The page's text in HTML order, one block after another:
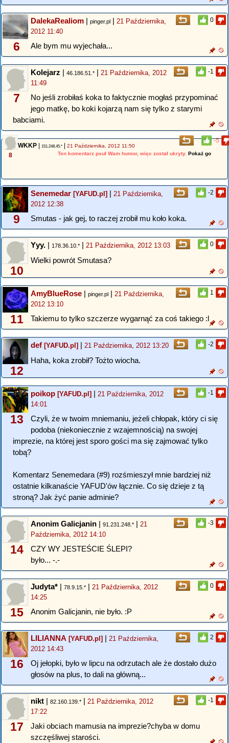
0
6
DalekaRealiom | pinger.pl | 21 Października,
2012 11:40
Ale bym mu wyjechała...
-1
7
Kolejarz | 46.186.51.* | 21 Października, 2012
11:49
No jeśli zrobiłaś koka to faktycznie mogłaś przypominać
jego matkę, bo koki kojarzą nam się tylko z starymi
babciami.
-5
8
WKKP 151.248.45.*
21 Października, 2012 11:50
Ten komentarz psuł Wam humor, więc został ukryty. Pokaż go
-2
9
Senemedar [YAFUD.pl] | 21 Października,
2012 12:38
Smutas - jak gej, to raczej zrobił mu koło koka.
0
10
Yyy. | 178.36.10.* | 21 Października, 2012 13:03
Wielki powrót Smutasa?
1
11
AmyBlueRose | pinger.pl | 21 Października,
2012 13:10
Takiemu to tylko szczerze wygarnąć za coś takiego :l
-2
12
def [YAFUD.pl] | 21 Października, 2012 13:20
Haha, koka zrobił? Tożto wiocha.
-1
13
poikop [YAFUD.pl] | 21 Października, 2012
14:01
Czyli, że w twoim mniemaniu, jeżeli chłopak, który ci się
podoba (niekoniecznie z wzajemnością) na swojej
imprezie, na której jest sporo gości ma się zajmować tylko
tobą?
Komentarz Senemedara (#9) rozśmieszył mnie bardziej niż
ostatnie kilkanaście YAFUD'ów łącznie. Co się dzieje z tą
stroną? Jak żyć panie adminie?
-3
14
Anonim Galicjanin | 91.231.248.* | 21
Października, 2012 14:10
CZY WY JESTEŚCIE ŚLEPI?
było... -.-
0
15
Judyta* | 78.9.15.* | 21 Października, 2012
14:25
Anonim Galicjanin, nie było. :P
2
16
LILIANNA [YAFUD.pl] | 21 Października,
2012 14:43
Oj jełopki, było w lipcu na odrzutach ale że dostało dużo
głosów na plus, to dali na główną...
-1
17
nikt | 82.160.139.* | 21 Października, 2012
17:22
Jaki obciach mamusia na imprezie?chyba w domu
szczęśliwej starości.